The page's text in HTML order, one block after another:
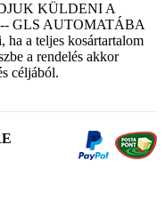
KÜLDENI A
GLS AUTOMATÁBA
ha a teljes kosártartalom
a rendelés akkor
céljából.